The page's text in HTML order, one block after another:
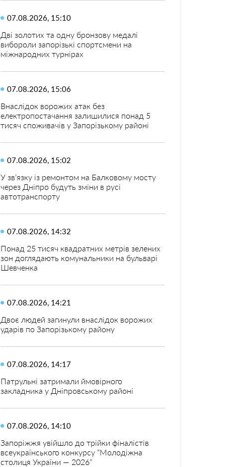
07.08.2026, 15:10
Дві золотих та одну бронзову медалі
вибороли запорізькі спортсмени на
міжнародних турнірах
07.08.2026, 15:06
Внаслідок ворожих атак без
електропостачання залишилися понад 5
тисяч споживачів у Запорізькому районі
07.08.2026, 15:02
У зв’язку із ремонтом на Балковому мосту
через Дніпро будуть зміни в русі
автотранспорту
07.08.2026, 14:32
Понад 25 тисяч квадратних метрів зелених
зон доглядають комунальники на бульварі
Шевченка
07.08.2026, 14:21
Двоє людей загинули внаслідок ворожих
ударів по Запорізькому району
07.08.2026, 14:17
Патрульні затримали ймовірного
закладника у Дніпровському районі
07.08.2026, 14:10
Запоріжжя увійшло до трійки фіналістів
всеукраїнського конкурсу “Молодіжна
столиця України — 2026”